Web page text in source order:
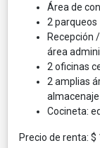
Área de
2 parqueos
Recepción
área
2 oficinas
2 amplias
Cocineta:
Precio de renta: